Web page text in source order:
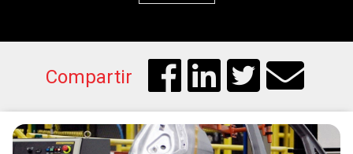
Compartir